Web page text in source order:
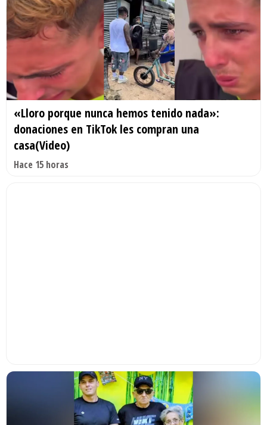
«Lloro porque nunca hemos tenido nada»:
donaciones en TikTok les compran una
casa(Video)
Hace 15 horas